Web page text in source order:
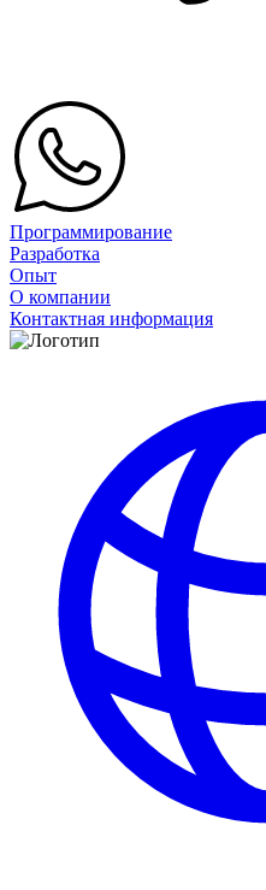
Программирование
Разработка
Опыт
О компании
Контактная информация